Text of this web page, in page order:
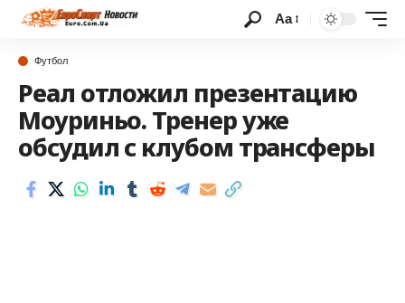
Аа
Футбол
Реал отложил презентацию
Моуриньо. Тренер уже
обсудил с клубом трансферы